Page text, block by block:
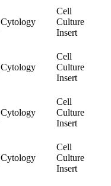
Cytology
Cell
Culture
Insert
Cytology
Cell
Culture
Insert
Cytology
Cell
Culture
Insert
Cytology
Cell
Culture
Insert